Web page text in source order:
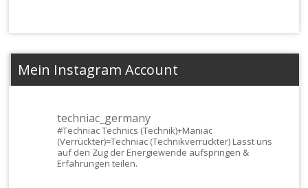
Mein Instagram Account
techniac_germany
#TechniacTechnics (Technik)+Maniac
(Verrückter)=Techniac (Technikverrückter) Lasst uns
auf den Zug der Energiewende aufspringen &
Erfahrungen teilen.